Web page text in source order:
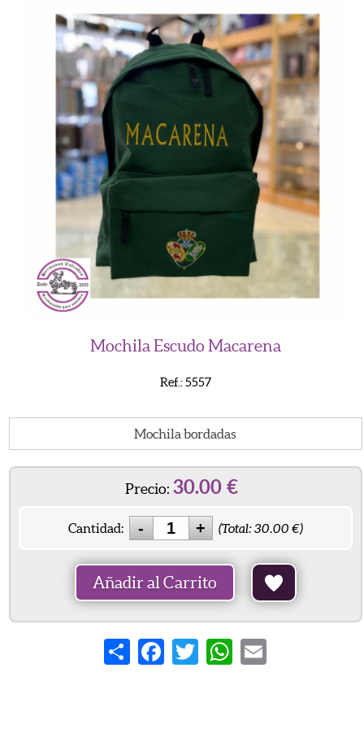
Añadir al Carrito
Mochila Escudo Macarena
Ref.: 5557
Mochila bordadas
Precio: 30.00€
Cantidad: (Total:30.00 €)
Añadir al Carrito
Share FacebookTwitter WhatsApp